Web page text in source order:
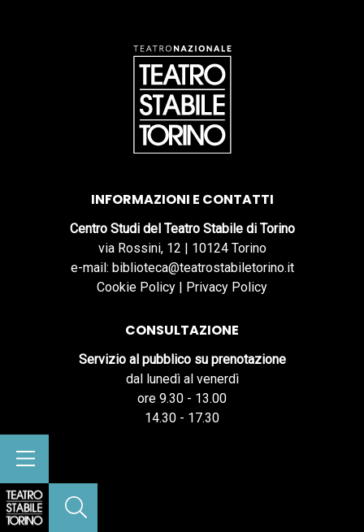
INFORMAZIONI E CONTATTI
Centro Studi del Teatro Stabile di Torino
via Rossini, 12 | 10124 Torino
e-mail: biblioteca@teatrostabiletorino.it
Cookie Policy | Privacy Policy
CONSULTAZIONE
Servizio al pubblico su prenotazione
dal lunedì al venerdì
ore 9.30 - 13.00
14.30 - 17.30